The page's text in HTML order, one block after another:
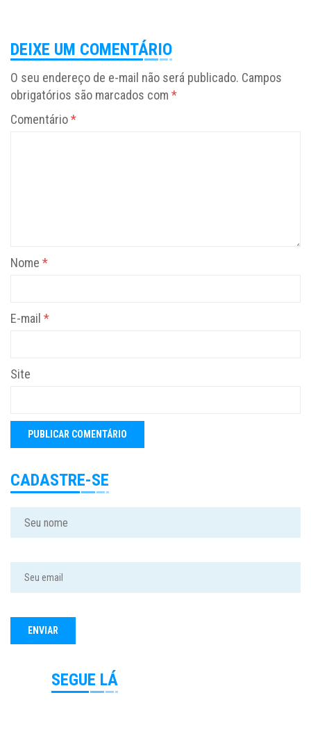
DEIXE UM COMENTÁRIO
O seu endereço de e-mail não será publicado. Campos
obrigatórios são marcados com *
Comentário*
Nome *
E-mail *
Site
CADASTRE-SE
SEGUE LÁ